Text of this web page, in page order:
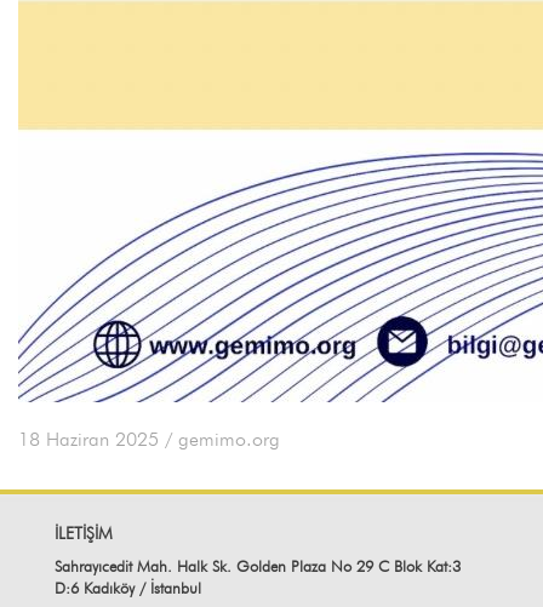
18 Haziran 2025 / gemimo.org
İLETİŞİM
Sahrayıcedit Mah. Halk Sk. Golden Plaza No 29 C Blok Kat:3
D:6 Kadıköy / İstanbul